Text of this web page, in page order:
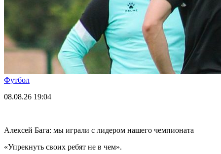
Футбол
08.08.26 19:04
Алексей Бага: мы играли с лидером нашего чемпионата
«Упрекнуть своих ребят не в чем».